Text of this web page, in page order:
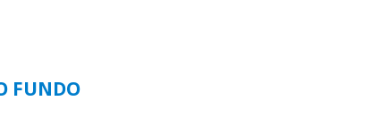
FUNDO